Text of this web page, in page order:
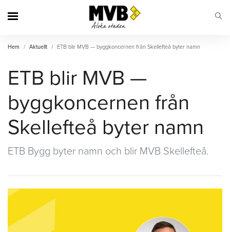
Hem Aktuellt ETB blir MVB — byggkoncernen från Skellefteå byter namn
ETB blir MVB —
byggkoncernen från
Skellefteå byter namn
ETB Bygg byter namn och blir MVB Skellefteå.